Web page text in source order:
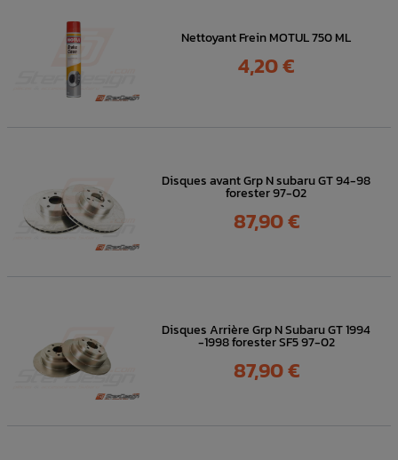
Nettoyant Frein MOTUL 750 ML
Prix
4,20 €
Disques avant Grp N subaru GT 94-98
forester 97-02
Prix
87,90 €
Disques Arrière Grp N Subaru GT 1994
-1998 forester SF5 97-02
Prix
87,90 €